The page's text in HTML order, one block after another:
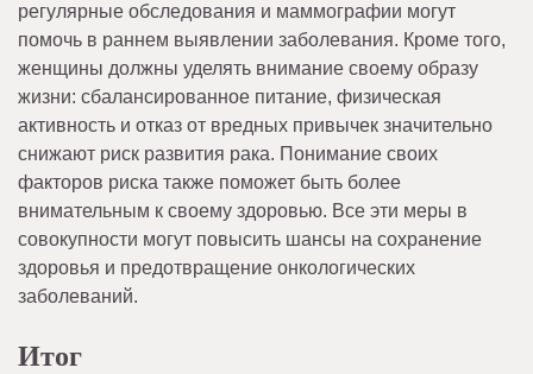
регулярные обследования и маммографии могут
помочь в раннем выявлении заболевания. Кроме того,
женщины должны уделять внимание своему образу
жизни: сбалансированное питание, физическая
активность и отказ от вредных привычек значительно
снижают риск развития рака. Понимание своих
факторов риска также поможет быть более
внимательным к своему здоровью. Все эти меры в
совокупности могут повысить шансы на сохранение
здоровья и предотвращение онкологических
заболеваний.
Итог